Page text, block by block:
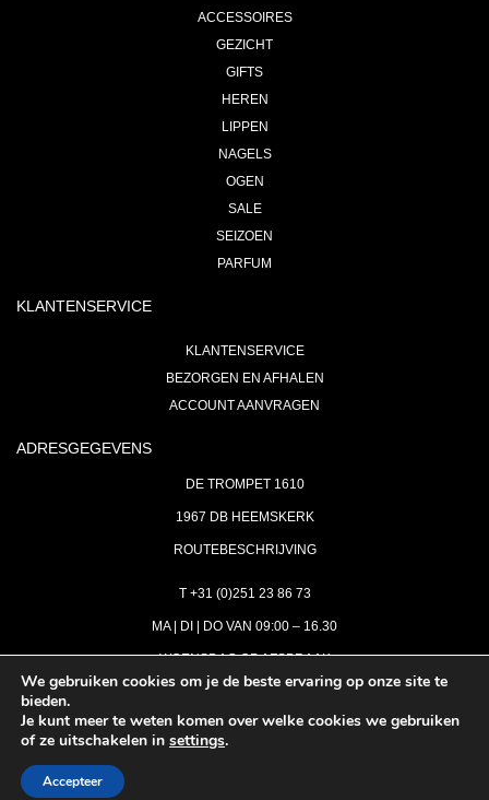
ACCESSOIRES
GEZICHT
GIFTS
HEREN
LIPPEN
NAGELS
OGEN
SALE
SEIZOEN
PARFUM
KLANTENSERVICE
KLANTENSERVICE
BEZORGEN EN AFHALEN
ACCOUNT AANVRAGEN
ADRESGEGEVENS
DE TROMPET 1610
1967 DB HEEMSKERK
ROUTEBESCHRIJVING
T +31 (0)251 23 86 73
MA | DI | DO VAN 09:00 – 16.30
WOENSDAG OP AFSPRAAK
INFO@ASTH.NL
We gebruiken cookies om je de beste ervaring op onze site te
bieden.
Je kunt meer te weten komen over welke cookies we gebruiken
of ze uitschakelen in settings.
Accepteer